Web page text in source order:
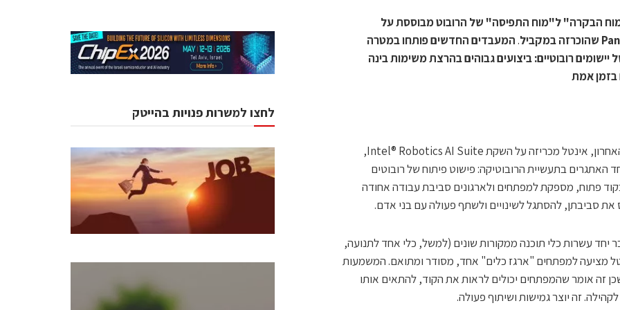
הבקרה" ל"מוח התפיסה" של הרובוטמבוססת על
.המעבדים החדשים פותחו במטרה
רובוטיים: ביצועים גבוהים בהרצת משימות בינה
בזמן אמת
לצד השקת מעבדי פנתר לייק ביום חמישי האחרון, אינטל מכריזה על השקת Intel® Robotics AI Suite,
בתעשיית הרובוטיקה: פישוט פיתוח של רובוטים
פתוח, מספקת למפתחים ולארגונים סביבת עבודה אחודה
את סביבתן, להסתגל לשינויים ולשתף פעולה עם בני אדם.
יחד עשרות כלי תוכנה ממקורות שונים (למשל, כלי אחד לתנועה,
מציעה למפתחים "ארגז כלים" אחד, מסודר ומתואם. המשמעות
זה אומר שהמפתחים יכולים לראות את הקוד, להתאים אותו
זה יוצר גמישות ושיתוף פעולה.
לחצו למשרות פנויות בהייטק